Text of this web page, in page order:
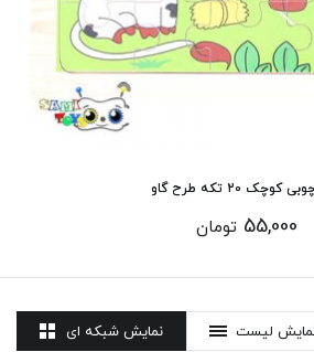
کوچک 20 تکه طرح گاو
55,000 تومان
نمایش شبکه ای لیست